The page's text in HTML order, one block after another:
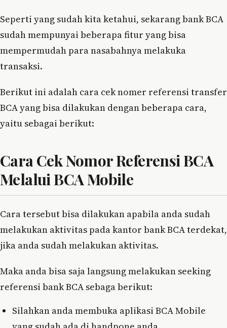
Seperti yang sudah kita ketahui, sekarang bank BCA
sudah mempunyai beberapa fitur yang bisa
mempermudah para nasabahnya melakuka
transaksi.
Berikut ini adalah cara cek nomer referensi transfer
BCA yang bisa dilakukan dengan beberapa cara,
yaitu sebagai berikut:
Cara Cek Nomor Referensi BCA
Melalui BCA Mobile
Cara tersebut bisa dilakukan apabila anda sudah
melakukan aktivitas pada kantor bank BCA terdekat,
jika anda sudah melakukan aktivitas.
Maka anda bisa saja langsung melakukan seeking
referensi bank BCA sebaga berikut:
Silahkan anda membuka aplikasi BCA Mobile